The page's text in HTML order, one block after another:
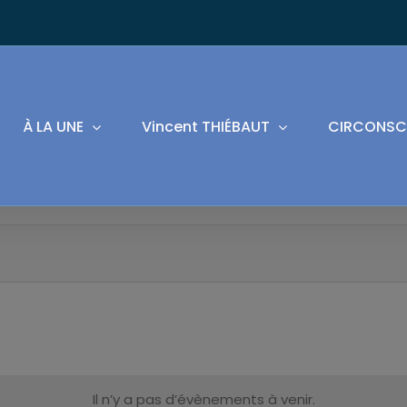
À LA UNE Vincent THIÉBAUT
Il n’y a pas d’évènements à venir.